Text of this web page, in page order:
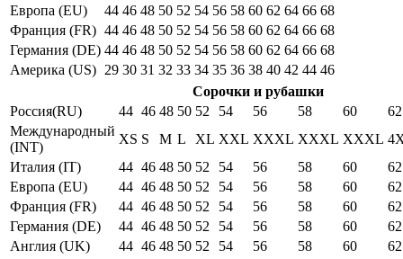
Европа (EU)
44 46 48 50 52 54 56 58 60 62 64 66 68
Франция (FR) 44 46 48 50 52 54 56 58 60 62 64 66 68
Германия (DE) 44 46 48 50 52 54 56 58 60 62 64 66 68
Америка (US) 29 30 31 32 33 34 35 36 38 40 42 44 46
Сорочки и рубашки
Россия(RU)
44 46 48 50 52 54 56 58 60
62
Международный
(INT)
XS S M L XL XXL XXXL XXXL XXXL
Италия (IT)
44 46 48 50 52 54 56 58 60
62
Европа (EU)
44 46 48 50 52 54 56 58 60
62
Франция (FR)
44 46 48 50 52 54 56 58 60
62
Германия (DE)
44 46 48 50 52 54 56 58 60
62
Англия (UK)
44 46 48 50 52 54 56 58 60
62